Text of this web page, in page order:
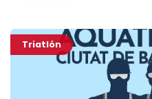
Triatlón